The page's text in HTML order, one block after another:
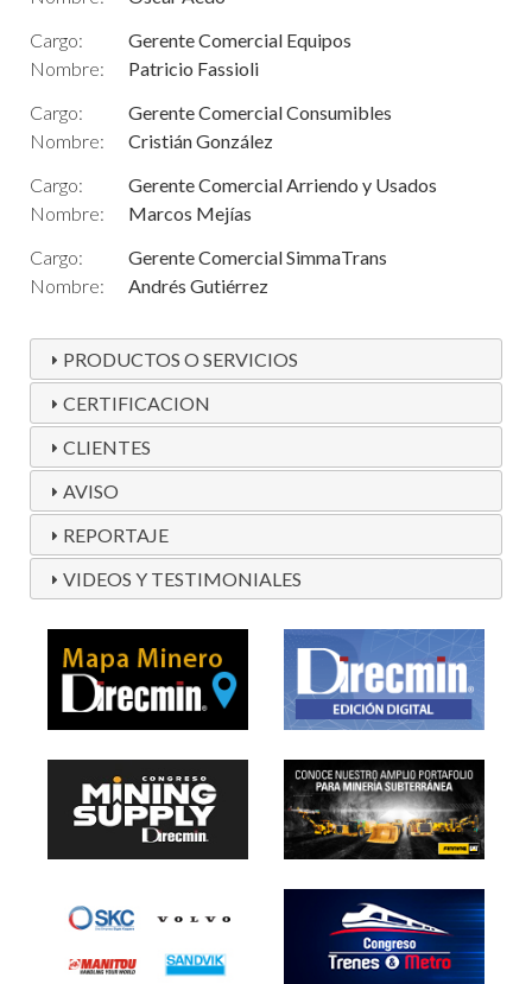
Cargo:
Gerente Comercial Equipos
Nombre:
Patricio Fassioli
Cargo:
Gerente Comercial Consumibles
Nombre:
Cristián González
Cargo:
Gerente Comercial Arriendo y Usados
Nombre:
Marcos Mejías
Cargo:
Gerente Comercial SimmaTrans
Nombre:
Andrés Gutiérrez
PRODUCTOS O SERVICIOS
CERTIFICACION
CLIENTES
AVISO
REPORTAJE
VIDEOS Y TESTIMONIALES